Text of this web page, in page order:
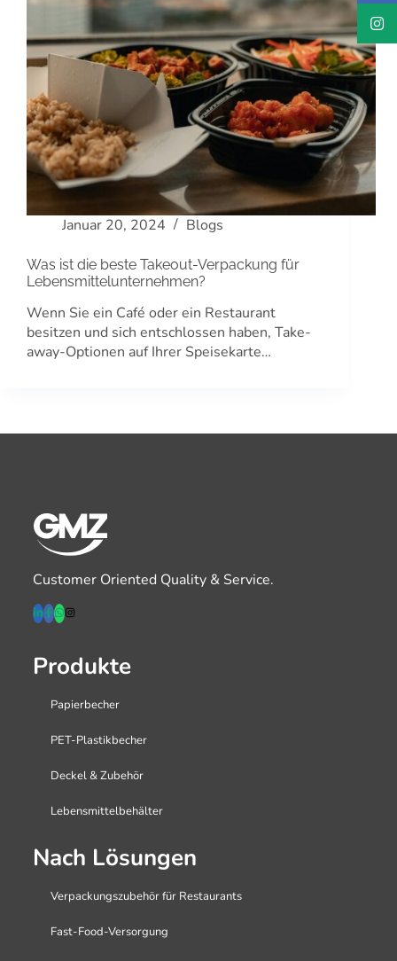
Januar 20, 2024 Blogs
Was ist die beste Takeout-Verpackung für
Lebensmittelunternehmen?
Wenn Sie ein Café oder ein Restaurant
besitzen und sich entschlossen haben, Take-
away-Optionen auf Ihrer Speisekarte…
Customer Oriented Quality & Service.
Produkte
Papierbecher
PET-Plastikbecher
Deckel & Zubehör
Lebensmittelbehälter
Nach Lösungen
Verpackungszubehör für Restaurants
Fast-Food-Versorgung